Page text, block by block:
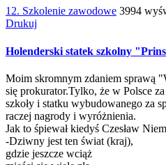
12. Szkolenie zawodowe 3994
Drukuj
Holenderski statek szkolny
Moim skromnym zdaniem sprawą
się prokurator.Tylko, że w Polsce
szkoły i statku wybudowanego za
raczej nagrody i wyróżnienia.
Jak to śpiewał kiedyś Czesław
-Dziwny jest ten świat (kraj),
gdzie jeszcze wciąż